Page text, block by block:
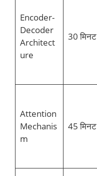
Encoder-
Decoder
Architect
ure
30 मिनट
Attention
Mechanis
m
45 मिनट